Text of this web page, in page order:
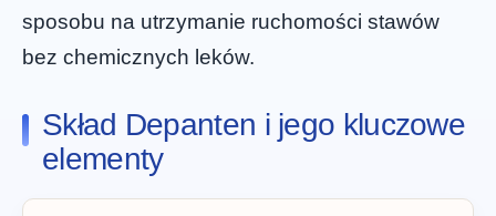
sposobu na utrzymanie ruchomości stawów
bez chemicznych leków.
Skład Depanten i jego kluczowe
elementy